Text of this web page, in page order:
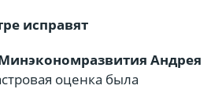
исправят
Андрея
оценка была